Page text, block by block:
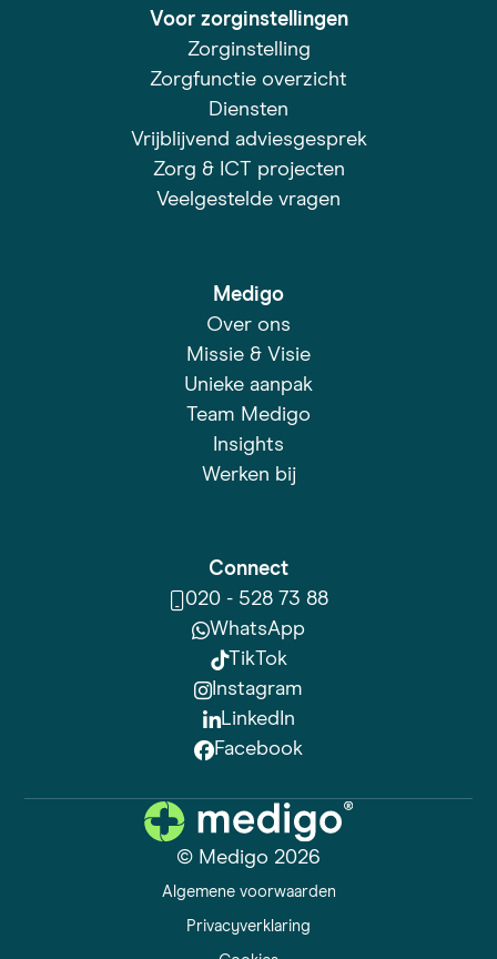
Voor zorginstellingen
Zorginstelling
Zorgfunctie overzicht
Diensten
Vrijblijvend adviesgesprek
Zorg & ICT projecten
Veelgestelde vragen
Medigo
Over ons
Missie & Visie
Unieke aanpak
Team Medigo
Insights
Werken bij
Connect
020 - 528 73 88
WhatsApp
TikTok
Instagram
LinkedIn
Facebook
© Medigo 2026
Algemene voorwaarden
Privacyverklaring